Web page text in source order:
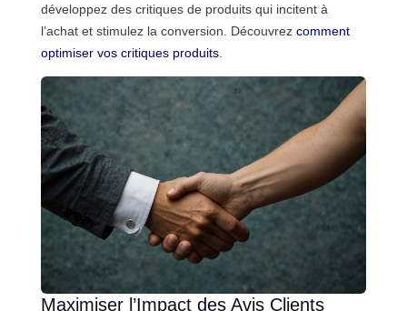
développez des critiques de produits qui incitent à
l’achat et stimulez la conversion. Découvrez comment
optimiser vos critiques produits.
Maximiser l’Impact des Avis Clients